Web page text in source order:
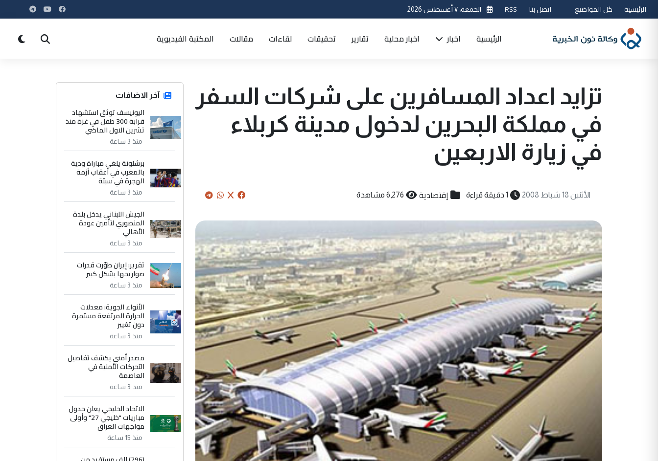
الرئيسية كل المواضيع اتصل بنا RSS الجمعة، ٧ أغسطس 2026
الرئيسية اخبار اخبار محلية تقارير تحقيقات لقاءات مقالات المكتبة الفيديوية
تزايد اعداد المسافرين على شركات السفر
في مملكة البحرين لدخول مدينة كربلاء
في زيارة الاربعين
الأثنين 18 شباط 2008 1 دقيقة قراءة إقتصادية 6,276 مشاهدة
آخر الاضافات
اليونيسف توثق استشهاد
قرابة 300 طفل في غزة منذ
تشرين الاول الماضي
منذ 3 ساعة
برشلونة يلغي مباراة ودية
بالمغرب في أعقاب أزمة
الهجرة في سبتة
منذ 3 ساعة
الجيش اللبناني يدخل بلدة
المنصوري لتأمين عودة
الأهالي
منذ 3 ساعة
تقرير: إيران طوّرت قدرات
صواريخها بشكل كبير
منذ 3 ساعة
الأنواء الجوية: معدلات
الحرارة المرتفعة مستمرة
دون تغيير
منذ 3 ساعة
مصدر أمني يكشف تفاصيل
التحركات الأمنية في
العاصمة
منذ 3 ساعة
الاتحاد الخليجي يعلن جدول
مباريات "خليجي 27" وأولى
مواجهات العراق
منذ 15 ساعة